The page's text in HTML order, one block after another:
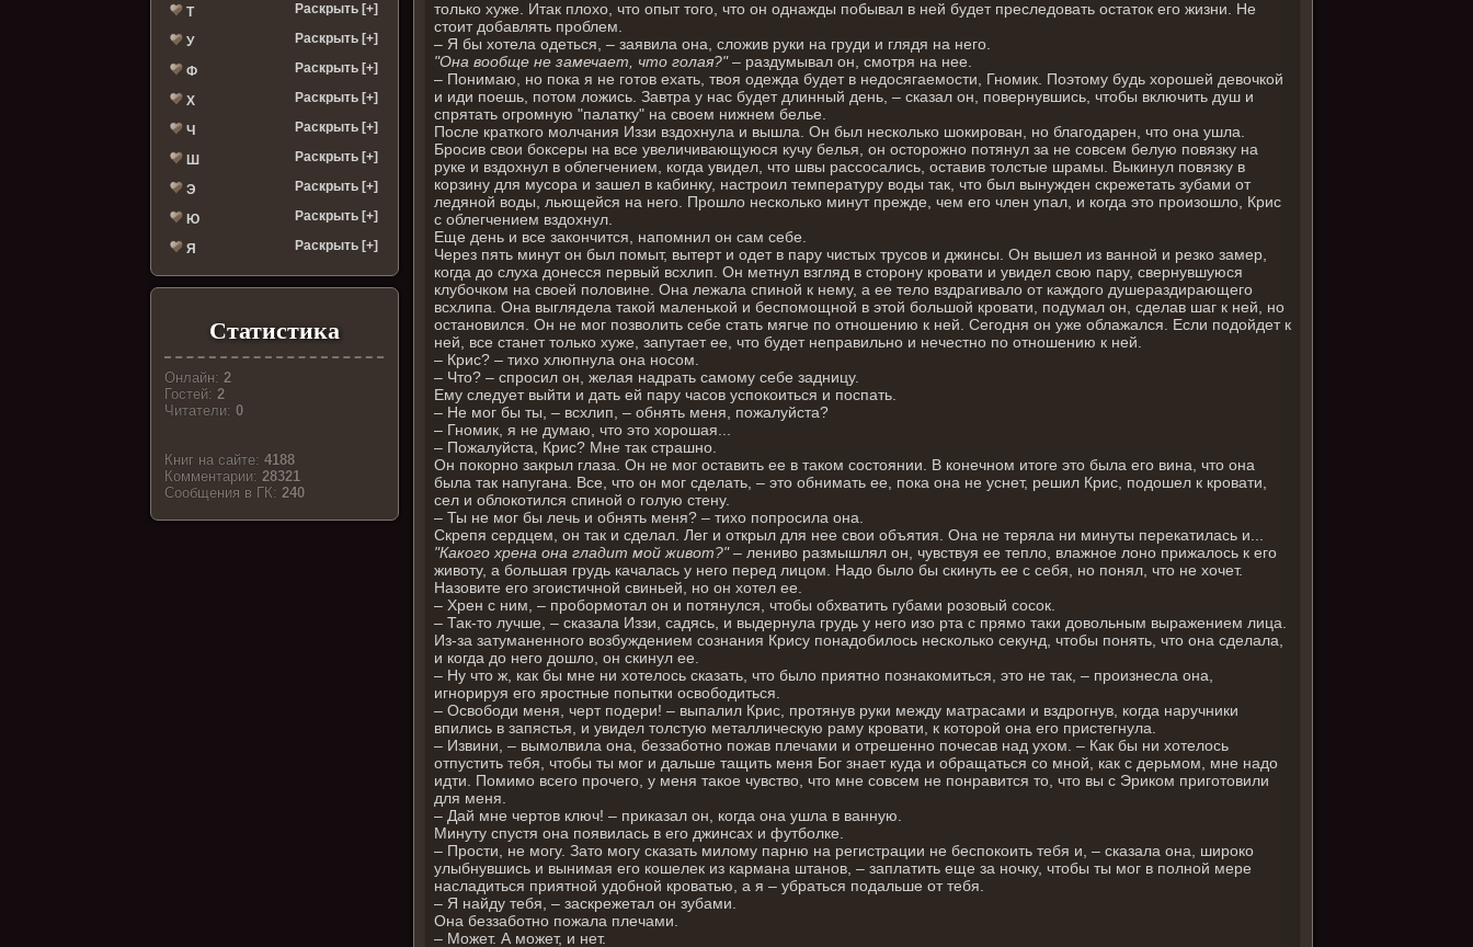
Т Раскрыть [+]
У Раскрыть [+]
Ф Раскрыть [+]
Х Раскрыть [+]
Ч Раскрыть [+]
Ш Раскрыть [+]
Э Раскрыть [+]
Ю Раскрыть [+]
Я Раскрыть [+]
Статистика
Онлайн: 2
Гостей: 2
Читатели: 0
Книг на сайте: 4188
Комментарии: 28321
Cообщения в ГК: 240
только хуже. Итак плохо, что опыт того, что он однажды побывал в ней будет преследовать остаток его жизни. Не
стоит добавлять проблем.
– Я бы хотела одеться, – заявила она, сложив руки на груди и глядя на него.
"Она вообще не замечает, что голая?"– раздумывал он, смотря на нее.
– Понимаю, но пока я не готов ехать, твоя одежда будет в недосягаемости, Гномик. Поэтому будь хорошей девочкой
и иди поешь, потом ложись. Завтра у нас будет длинный день, – сказал он, повернувшись, чтобы включить душ и
спрятать огромную "палатку" на своем нижнем белье.
После краткого молчания Иззи вздохнула и вышла. Он был несколько шокирован, но благодарен, что она ушла.
Бросив свои боксеры на все увеличивающуюся кучу белья, он осторожно потянул за не совсем белую повязку на
руке и вздохнул в облегчением, когда увидел, что швы рассосались, оставив толстые шрамы. Выкинул повязку в
корзину для мусора и зашел в кабинку, настроил температуру воды так, что был вынужден скрежетать зубами от
ледяной воды, льющейся на него. Прошло несколько минут прежде, чем его член упал, и когда это произошло, Крис
с облегчением вздохнул.
Еще день и все закончится, напомнил он сам себе.
Через пять минут он был помыт, вытерт и одет в пару чистых трусов и джинсы. Он вышел из ванной и резко замер,
когда до слуха донесся первый всхлип. Он метнул взгляд в сторону кровати и увидел свою пару, свернувшуюся
клубочком на своей половине. Она лежала спиной к нему, а ее тело вздрагивало от каждого душераздирающего
всхлипа. Она выглядела такой маленькой и беспомощной в этой большой кровати, подумал он, сделав шаг к ней, но
остановился. Он не мог позволить себе стать мягче по отношению к ней. Сегодня он уже облажался. Если подойдет к
ней, все станет только хуже, запутает ее, что будет неправильно и нечестно по отношению к ней.
– Крис? – тихо хлюпнула она носом.
– Что? – спросил он, желая надрать самому себе задницу.
Ему следует выйти и дать ей пару часов успокоиться и поспать.
– Не мог бы ты, – всхлип, – обнять меня, пожалуйста?
– Гномик, я не думаю, что это хорошая...
– Пожалуйста, Крис? Мне так страшно.
Он покорно закрыл глаза. Он не мог оставить ее в таком состоянии. В конечном итоге это была его вина, что она
была так напугана. Все, что он мог сделать, – это обнимать ее, пока она не уснет, решил Крис, подошел к кровати,
сел и облокотился спиной о голую стену.
– Ты не мог бы лечь и обнять меня? – тихо попросила она.
Скрепя сердцем, он так и сделал. Лег и открыл для нее свои объятия. Она не теряла ни минуты перекатилась и...
"Какого хрена она гладит мой живот?"– лениво размышлял он, чувствуя ее тепло, влажное лоно прижалось к его
животу, а большая грудь качалась у него перед лицом. Надо было бы скинуть ее с себя, но понял, что не хочет.
Назовите его эгоистичной свиньей, но он хотел ее.
– Хрен с ним, – пробормотал он и потянулся, чтобы обхватить губами розовый сосок.
– Так-то лучше, – сказала Иззи, садясь, и выдернула грудь у него изо рта с прямо таки довольным выражением лица.
Из-за затуманенного возбуждением сознания Крису понадобилось несколько секунд, чтобы понять, что она сделала,
и когда до него дошло, он скинул ее.
– Ну что ж, как бы мне ни хотелось сказать, что было приятно познакомиться, это не так, – произнесла она,
игнорируя его яростные попытки освободиться.
– Освободи меня, черт подери! – выпалил Крис, протянув руки между матрасами и вздрогнув, когда наручники
впились в запястья, и увидел толстую металлическую раму кровати, к которой она его пристегнула.
– Извини, – вымолвила она, беззаботно пожав плечами и отрешенно почесав над ухом. – Как бы ни хотелось
отпустить тебя, чтобы ты мог и дальше тащить меня Бог знает куда и обращаться со мной, как с дерьмом, мне надо
идти. Помимо всего прочего, у меня такое чувство, что мне совсем не понравится то, что вы с Эриком приготовили
для меня.
– Дай мне чертов ключ! – приказал он, когда она ушла в ванную.
Минуту спустя она появилась в его джинсах и футболке.
– Прости, не могу. Зато могу сказать милому парню на регистрации не беспокоить тебя и, – сказала она, широко
улыбнувшись и вынимая его кошелек из кармана штанов, – заплатить еще за ночку, чтобы ты мог в полной мере
насладиться приятной удобной кроватью, а я – убраться подальше от тебя.
– Я найду тебя, – заскрежетал он зубами.
Она беззаботно пожала плечами.
– Может. А может, и нет.